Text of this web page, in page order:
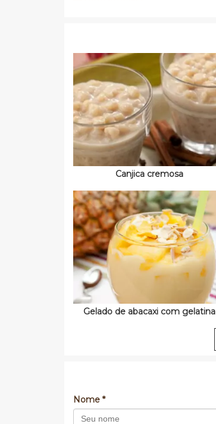
Canjica cremosa
Gelado de abacaxi com gelatina
Nome *